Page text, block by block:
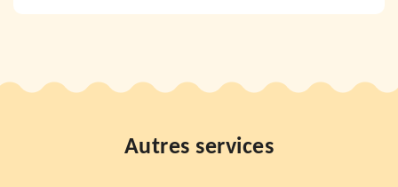
Autres services